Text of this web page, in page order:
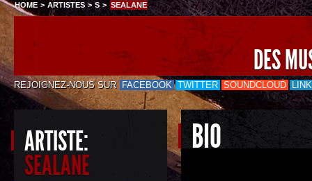
HOME > ARTISTES > S > SEALANE
DES
REJOIGNEZ-NOUS SUR FACEBOOK TWITTER SOUNDCLOUD
ARTISTE:
SEALANE
BIO